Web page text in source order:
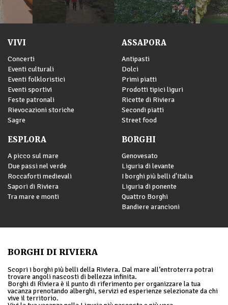
VIVI
Concerti
Eventi culturali
Eventi folkloristici
Eventi sportivi
Feste patronali
Rievocazioni storiche
Sagre
ASSAPORA
Antipasti
Dolci
Primi piatti
Prodotti tipici liguri
Ricette di Riviera
Secondi piatti
Street food
ESPLORA
A picco sul mare
Due passi nel verde
Roccaforti medievali
Sapori di Riviera
Tra mare e monti
BORGHI
Genovesato
Liguria di levante
I borghi più belli d'Italia
Liguria di ponente
Quattro Borghi
Bandiere arancioni
BORGHI DI RIVIERA
Scopri i borghi più belli della Riviera. Dal mare all’entroterra potrai
trovare angoli nascosti di bellezza infinita.
Borghi di Riviera è il punto di riferimento per organizzare la tua
vacanza prenotando alberghi, servizi ed esperienze selezionate da chi
vive il territorio.